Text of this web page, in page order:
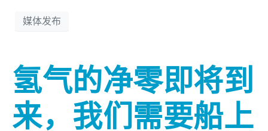
媒体发布
氢气的净零即将到
来，我们需要船上